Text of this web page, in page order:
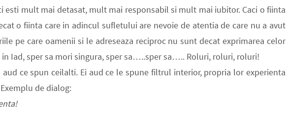
esti mult mai detasat, mult mai responsabil si mult mai iubitor. Caci o fiinta
o fiinta care in adincul sufletului are nevoie de atentia de care nu a avut
pe care oamenii si le adreseaza reciproc nu sunt decat exprimarea celor
Iad, sper sa mori singura, sper sa…..sper sa….. Roluri, roluri, roluri!
ce spun ceilalti. Ei aud ce le spune filtrul interior, propria lor experienta
de dialog: